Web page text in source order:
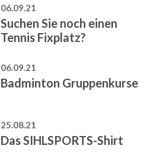
06.09.21
Suchen Sie noch einen
Tennis Fixplatz?
06.09.21
Badminton Gruppenkurse
25.08.21
Das SIHLSPORTS-Shirt